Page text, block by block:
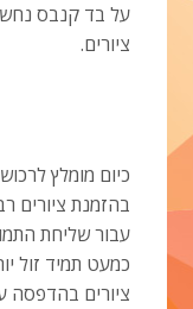
על בד קנבס
ציורים.
כיום מומלץ
בהזמנת ציורים
עבור שליחת
כמעט תמיד זול
ציורים בהדפסה